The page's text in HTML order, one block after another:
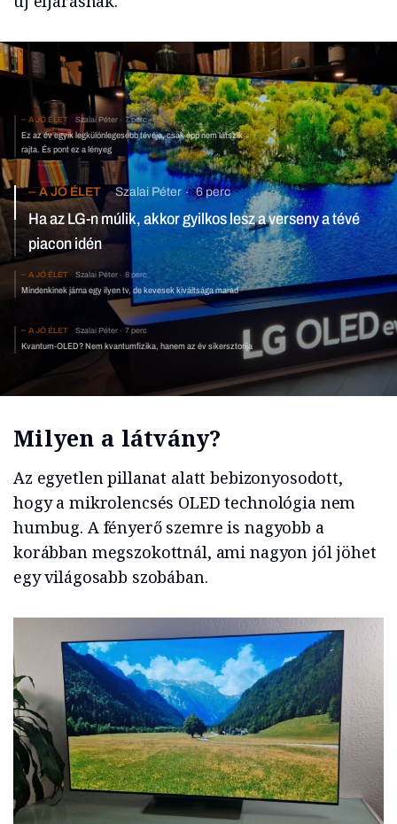
A JÓ ÉLET Szalai Péter 7 perc
Ez az év egyik legkülönlegesebb tévéje, csak épp nem látszik
rajta. És pont ez a lényeg
A JÓ ÉLET Szalai Péter 6 perc
Ha az LG-n múlik, akkor gyilkos lesz a verseny a tévé piacon idén
A JÓ ÉLET Szalai Péter 8 perc
Mindenkinek járna egy ilyen tv, de kevesek kiváltsága
marad
A JÓ ÉLET Szalai Péter 7 perc
Kvantum-OLED? Nem kvantumfizika, hanem az év sikersztorija
Milyen a látvány?
Az egyetlen pillanat alatt bebizonyosodott,
hogy a mikrolencsés OLED technológia nem
humbug. A fényerő szemre is nagyobb a
korábban megszokottnál, ami nagyon jól jöhet
egy világosabb szobában.